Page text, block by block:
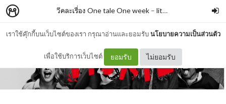
เราใช้คุ๊กกี้บนเว็บไซต์ของเรา กรุณาอ่านและยอมรับนโยบายความเป็นส่วนตัว
เพื่อใช้บริการเว็บไซต์ ยอมรับ ไม่ยอมรับ
วีคละเรื่อง One tale One week – litta_ar